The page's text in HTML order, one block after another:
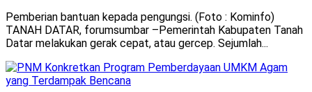
Pemberian bantuan kepada pengungsi. (Foto : Kominfo)
TANAH DATAR, forumsumbar –Pemerintah Kabupaten Tanah
Datar melakukan gerak cepat, atau gercep. Sejumlah...